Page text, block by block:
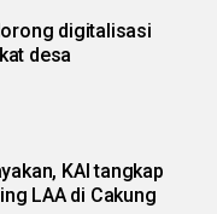
digitalisasi
desa
KAI tangkap
LAA di Cakung